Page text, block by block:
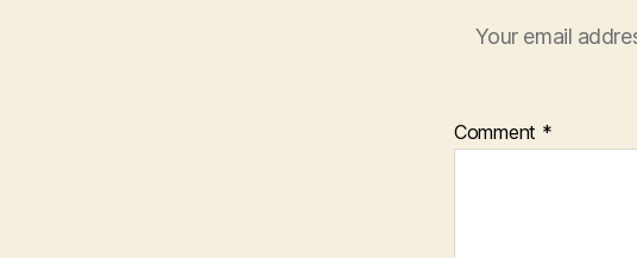
Your email
Comment *